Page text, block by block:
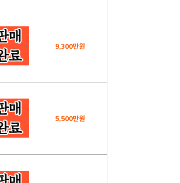
9,300만원
5,500만원